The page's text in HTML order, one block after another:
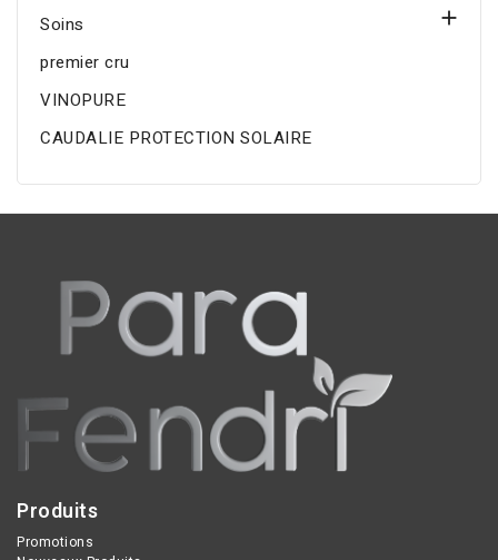
Soins

premier cru
VINOPURE
CAUDALIE PROTECTION SOLAIRE
Produits
Promotions